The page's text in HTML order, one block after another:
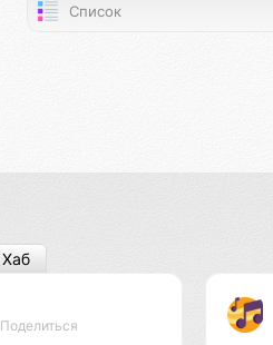
Список
Поделиться
Хаб